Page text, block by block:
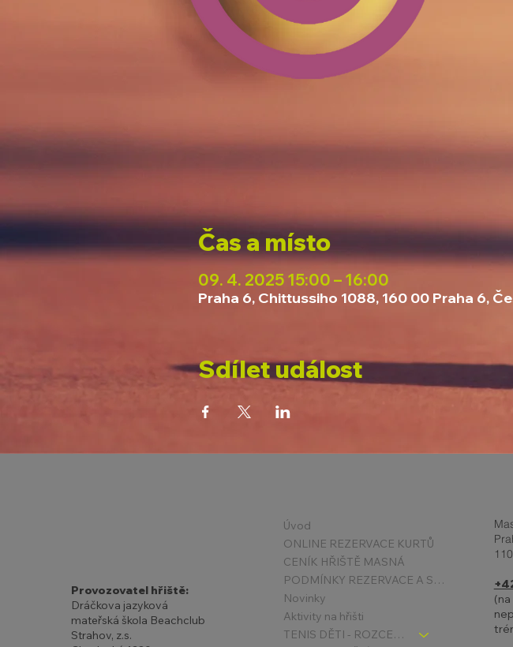
Čas a místo
09. 4. 2025 15:00 – 16:00
Praha 6, Chittussiho 1088, 160 00 Praha 6,
Sdílet událost
Provozovatel hřiště:
Dráčkova jazyková
mateřská škola Beachclub
Strahov, z.s.
Úvod
ONLINE REZERVACE KURTŮ
CENÍK HŘIŠTĚ MASNÁ
PODMÍNKY REZERVACE A STORNA
Novinky
Aktivity na hřišti
TENIS DĚTI - ROZCESTNÍK